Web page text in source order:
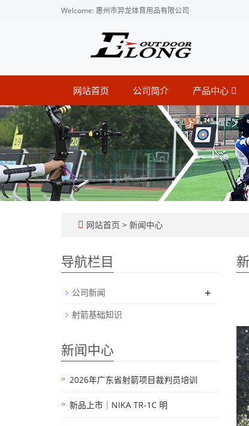
Welcome: 惠州市羿龙体育用品有限公司
网站首页 公司简介 产品中心
网站首页 > 新闻中心
导航栏目
公司新闻 +
射箭基础知识
新闻中心
2026年广东省射箭项目裁判员培训
新品上市｜NIKA TR-1C 明